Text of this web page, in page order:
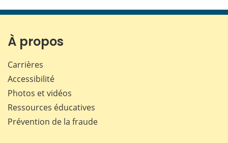
page page page page
À propos
Carrières
Accessibilité
Photos et vidéos
Ressources éducatives
Prévention de la fraude